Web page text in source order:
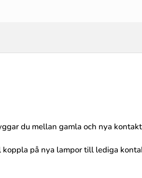
du mellan gamla och nya
på nya lampor till lediga